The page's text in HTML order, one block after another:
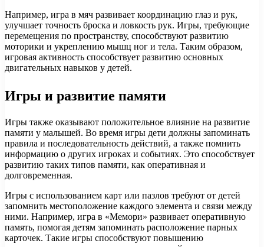
Например, игра в мяч развивает координацию глаз и рук,
улучшает точность броска и ловкость рук. Игры, требующие
перемещения по пространству, способствуют развитию
моторики и укреплению мышц ног и тела. Таким образом,
игровая активность способствует развитию основных
двигательных навыков у детей.
Игры и развитие памяти
Игры также оказывают положительное влияние на развитие
памяти у малышей. Во время игры дети должны запоминать
правила и последовательность действий, а также помнить
информацию о других игроках и событиях. Это способствует
развитию таких типов памяти, как оперативная и
долговременная.
Игры с использованием карт или пазлов требуют от детей
запомнить местоположение каждого элемента и связи между
ними. Например, игра в «Мемори» развивает оперативную
память, помогая детям запоминать расположение парных
карточек. Такие игры способствуют повышению